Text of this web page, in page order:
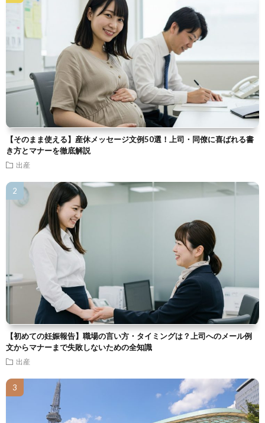
【そのまま使える】産休メッセージ文例50選！上司・同僚に喜ばれる書
き方とマナーを徹底解説
出産
【初めての妊娠報告】職場の言い方・タイミングは？上司へのメール例
文からマナーまで失敗しないための全知識
出産